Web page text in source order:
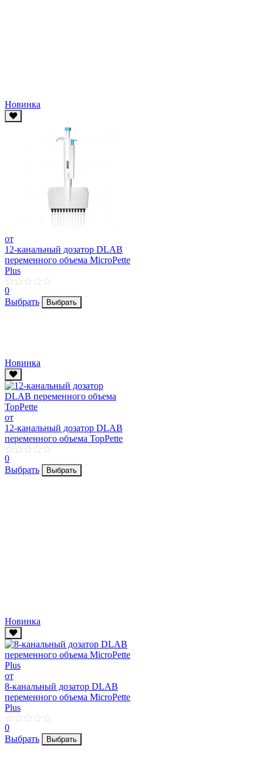
Новинка
от
12-канальный дозатор DLAB
переменного объема MicroPette
Plus
0
Выбрать
Выбрать
Новинка
от
12-канальный дозатор DLAB
переменного объема TopPette
0
Выбрать
Выбрать
Новинка
от
8-канальный дозатор DLAB
переменного объема MicroPette
Plus
0
Выбрать
Выбрать